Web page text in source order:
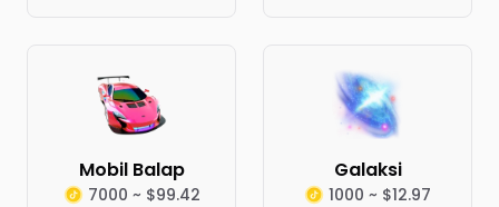
Mobil Balap
7000 ~ $99.42
Galaksi
1000 ~ $12.97